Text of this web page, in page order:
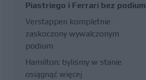
Piastriego i Ferrari bez podium
Verstappen kompletnie
zaskoczony wywalczonym
podium
Hamilton: byliśmy w stanie
osiągnąć więcej